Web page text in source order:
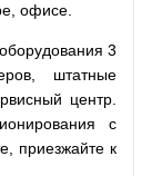
офисе.
3
штатные
центр.
с
приезжайте к